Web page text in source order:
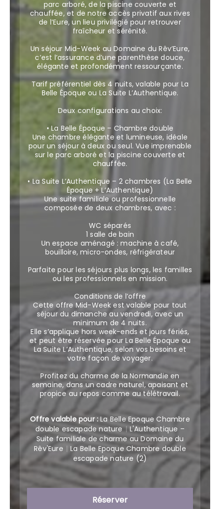
parc arboré, de la piscine couverte et
chauffée, et de notre accès privatif aux rives
de l’Eure, un lieu privilégié pour retrouver
fraîcheur et sérénité.
Un séjour Mid-Week au Domaine du Rêv’Eure,
c’est l’assurance d’une parenthèse douce,
élégante et profondément ressourçante.
Tarif préférentiel dès 4 nuits, valable pour La
Belle Époque ou La Suite L’Authentique.
Deux configurations au choix:
• La Belle Époque – Chambre double
Une chambre élégante et lumineuse, idéale
pour un séjour à deux ou seul. Vue imprenable
sur le parc arboré et la piscine couverte et
chauffée.
• La Suite L’Authentique – 2 chambres (La Belle
Époque + L’Authentique)
Une suite familiale ou professionnelle
composée de deux chambres, avec :
WC séparés
1 salle de bain
Un espace aménagé : machine à café,
bouilloire, micro-ondes, réfrigérateur
Parfaite pour les séjours plus longs, les familles
ou les professionnels en mission.
Conditions de l’offre
Cette offre Mid-Week est valable pour tout
séjour du dimanche au vendredi, avec un
minimum de 4 nuits.
Elle s’applique hors week-ends et jours fériés,
et peut être réservée pour La Belle Époque ou
La Suite L’Authentique, selon vos besoins et
votre façon de voyager.
Profitez du charme de la Normandie en
semaine, dans un cadre naturel, apaisant et
propice au repos comme au télétravail.
Offre valable pour :La Belle Epoque Chambre
double escapade nature | L'Authentique –
Suite familiale de charme au Domaine du
Rêv'Eure | La Belle Epoque Chambre double
escapade nature (2)
Réserver